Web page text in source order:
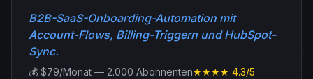
B2B-SaaS-Onboarding-Automation mit
Account-Flows, Billing-Triggern und HubSpot-
Sync.
💰 $79/Monat — 2.000 Abonnenten★★★★ 4.3/5